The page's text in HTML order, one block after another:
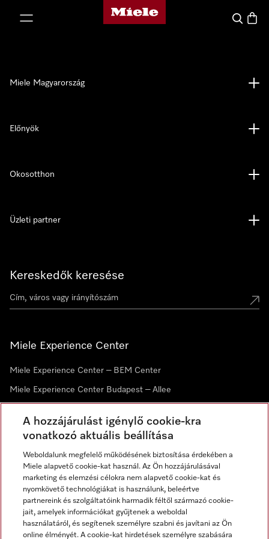
Miele honlapja
Kereses
Kereskedők keresése
Miele Experience Center
Miele Experience Center – BEM Center
Miele Experience Center Budapest – Allee
Hírlevél
Miele Magyarország
Előnyök
Okosotthon
Üzleti partner
A hozzájárulást igénylő cookie-kra
vonatkozó aktuális beállítása
Weboldalunk megfelelő működésének biztosítása érdekében a
Miele alapvető cookie-kat használ. Az Ön hozzájárulásával
marketing és elemzési célokra nem alapvető cookie-kat és
nyomkövető technológiákat is használunk, beleértve
partnereink és szolgáltatóink harmadik féltől származó cookie-
jait, amelyek információkat gyűjtenek a weboldal
használatáról, és segítenek személyre szabni és javítani az Ön
online élményét. A cookie-kat hirdetések személyre szabására